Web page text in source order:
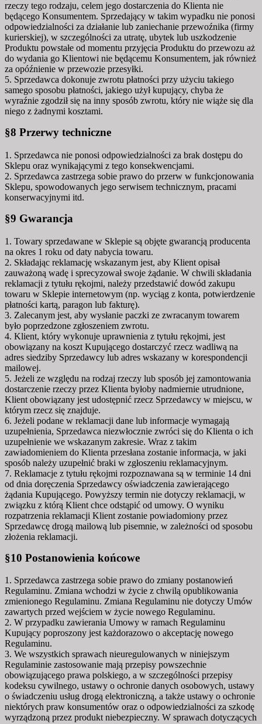
rzeczy tego rodzaju, celem jego dostarczenia do Klienta nie
będącego Konsumentem. Sprzedający w takim wypadku nie ponosi
odpowiedzialności za działanie lub zaniechanie przewoźnika (firmy
kurierskiej), w szczególności za utratę, ubytek lub uszkodzenie
Produktu powstałe od momentu przyjęcia Produktu do przewozu aż
do wydania go Klientowi nie będącemu Konsumentem, jak również
za opóźnienie w przewozie przesyłki.
5. Sprzedawca dokonuje zwrotu płatności przy użyciu takiego
samego sposobu płatności, jakiego użył kupujący, chyba że
wyraźnie zgodził się na inny sposób zwrotu, który nie wiąże się dla
niego z żadnymi kosztami.
§8 Przerwy techniczne
1. Sprzedawca nie ponosi odpowiedzialności za brak dostępu do
Sklepu oraz wynikającymi z tego konsekwencjami.
2. Sprzedawca zastrzega sobie prawo do przerw w funkcjonowania
Sklepu, spowodowanych jego serwisem technicznym, pracami
konserwacyjnymi itd.
§9 Gwarancja
1. Towary sprzedawane w Sklepie są objęte gwarancją producenta
na okres 1 roku od daty nabycia towaru.
2. Składając reklamację wskazanym jest, aby Klient opisał
zauważoną wadę i sprecyzował swoje żądanie. W chwili składania
reklamacji z tytułu rękojmi, należy przedstawić dowód zakupu
towaru w Sklepie internetowym (np. wyciąg z konta, potwierdzenie
płatności kartą, paragon lub fakturę).
3. Zalecanym jest, aby wysłanie paczki ze zwracanym towarem
było poprzedzone zgłoszeniem zwrotu.
4. Klient, który wykonuje uprawnienia z tytułu rękojmi, jest
obowiązany na koszt Kupującego dostarczyć rzecz wadliwą na
adres siedziby Sprzedawcy lub adres wskazany w korespondencji
mailowej.
5. Jeżeli ze względu na rodzaj rzeczy lub sposób jej zamontowania
dostarczenie rzeczy przez Klienta byłoby nadmiernie utrudnione,
Klient obowiązany jest udostępnić rzecz Sprzedawcy w miejscu, w
którym rzecz się znajduje.
6. Jeżeli podane w reklamacji dane lub informacje wymagają
uzupełnienia, Sprzedawca niezwłocznie zwróci się do Klienta o ich
uzupełnienie we wskazanym zakresie. Wraz z takim
zawiadomieniem do Klienta przesłana zostanie informacja, w jaki
sposób należy uzupełnić braki w zgłoszeniu reklamacyjnym.
7. Reklamacje z tytułu rękojmi rozpoznawana są w terminie 14 dni
od dnia doręczenia Sprzedawcy oświadczenia zawierającego
żądania Kupującego. Powyższy termin nie dotyczy reklamacji, w
związku z którą Klient chce odstąpić od umowy. O wyniku
rozpatrzenia reklamacji Klient zostanie powiadomiony przez
Sprzedawcę drogą mailową lub pisemnie, w zależności od sposobu
złożenia reklamacji.
§10 Postanowienia końcowe
1. Sprzedawca zastrzega sobie prawo do zmiany postanowień
Regulaminu. Zmiana wchodzi w życie z chwilą opublikowania
zmienionego Regulaminu. Zmiana Regulaminu nie dotyczy Umów
zawartych przed wejściem w życie nowego Regulaminu.
2. W przypadku zawierania Umowy w ramach Regulaminu
Kupujący poproszony jest każdorazowo o akceptację nowego
Regulaminu.
3. We wszystkich sprawach nieuregulowanych w niniejszym
Regulaminie zastosowanie mają przepisy powszechnie
obowiązującego prawa polskiego, a w szczególności przepisy
kodeksu cywilnego, ustawy o ochronie danych osobowych, ustawy
o świadczeniu usług drogą elektroniczną, a także ustawy o ochronie
niektórych praw konsumentów oraz o odpowiedzialności za szkodę
wyrządzoną przez produkt niebezpieczny. W sprawach dotyczących